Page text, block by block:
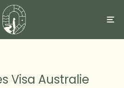
Visa Australie